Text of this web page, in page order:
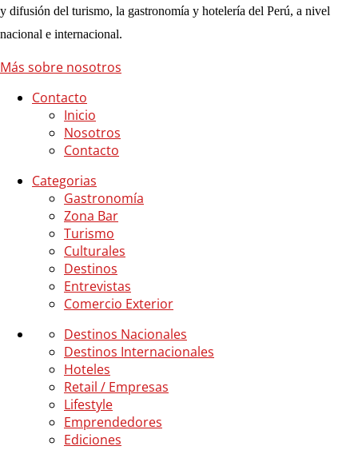
y difusión del turismo, la gastronomía y hotelería del Perú, a nivel
nacional e internacional.
Más sobre nosotros
Contacto
Inicio
Nosotros
Contacto
Categorias
Gastronomía
Zona Bar
Turismo
Culturales
Destinos
Entrevistas
Comercio Exterior
Destinos Nacionales
Destinos Internacionales
Hoteles
Retail / Empresas
Lifestyle
Emprendedores
Ediciones